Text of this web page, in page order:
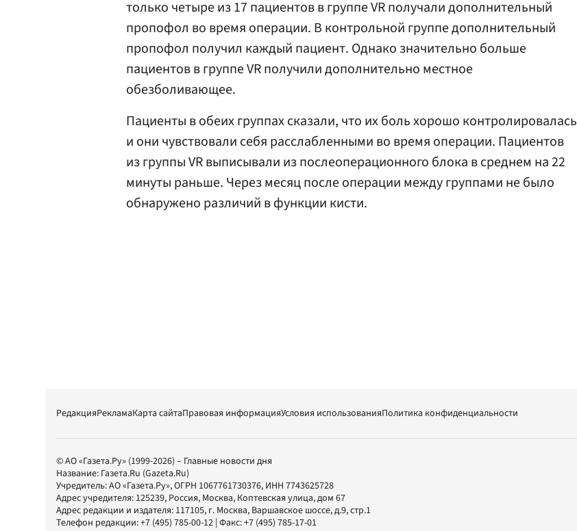
только четыре из 17 пациентов в группе VR получали дополнительный
пропофол во время операции. В контрольной группе дополнительный
пропофол получил каждый пациент. Однако значительно больше
пациентов в группе VR получили дополнительно местное
обезболивающее.
Пациенты в обеих группах сказали, что их боль хорошо контролировалась
и они чувствовали себя расслабленными во время операции. Пациентов
из группы VR выписывали из послеоперационного блока в среднем на 22
минуты раньше. Через месяц после операции между группами не было
обнаружено различий в функции кисти.
РедакцияРекламаКарта сайтаПравовая информацияУсловия использованияПолитика конфиденциальности
© АО «Газета.Ру» (1999-2026) – Главные новости дня
Название: Газета.Ru (Gazeta.Ru)
Учредитель:АО «Газета.Ру», ОГРН 1067761730376, ИНН 7743625728
Адрес учредителя: 125239, Россия, Москва, Коптевская улица, дом 67
Адрес редакции и издателя: 117105, г. Москва, Варшавское шоссе, д.9, стр.1
Телефон редакции:+7 (495) 785-00-12 | Факс:+7 (495) 785-17-01